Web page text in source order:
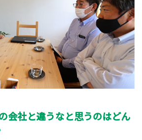
会社と違うなと思うのはどん